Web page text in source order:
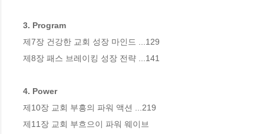
3. Program
제7장 건강한 교회 성장 마인드 ...129
제8장 패스 브레이킹 성장 전략 ...141
4. Power
제10장 교회 부흥의 파워 액션 ...219
제11장 교회 부흐으이 파워 웨이브